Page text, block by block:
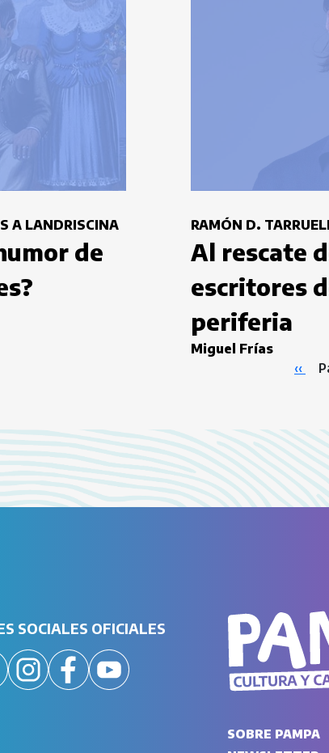
A LANDRISCINA
de
RAMÓN D.
Al rescate
escritores
periferia
Miguel Frías
‹‹
SOCIALES OFICIALES
SOBRE PAMPA